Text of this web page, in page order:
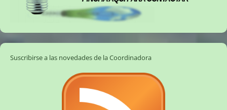
Suscribirse a las novedades de la Coordinadora